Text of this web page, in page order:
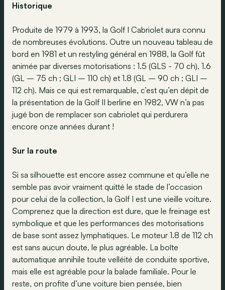
Historique
Produite de 1979 à 1993, la Golf I Cabriolet aura connu
de nombreuses évolutions. Outre un nouveau tableau de
bord en 1981 et un restyling général en 1988, la Golf fût
animée par diverses motorisations : 1.5 (GLS - 70 ch), 1.6
(GL – 75 ch ; GLI – 110 ch) et 1.8 (GL – 90 ch ; GLI –
112 ch). Mais ce qui est remarquable, c’est qu’en dépit de
la présentation de la Golf II berline en 1982, VW n’a pas
jugé bon de remplacer son cabriolet qui perdurera
encore onze années durant !
Sur la route
Si sa silhouette est encore assez commune et qu’elle ne
semble pas avoir vraiment quitté le stade de l’occasion
pour celui de la collection, la Golf I est une vieille voiture.
Comprenez que la direction est dure, que le freinage est
symbolique et que les performances des motorisations
de base sont assez lymphatiques. Le moteur 1.8 de 112 ch
est sans aucun doute, le plus agréable. La boîte
automatique annihile toute velléité de conduite sportive,
mais elle est agréable pour la balade familiale. Pour le
reste, on profite d’une voiture bien pensée, bien